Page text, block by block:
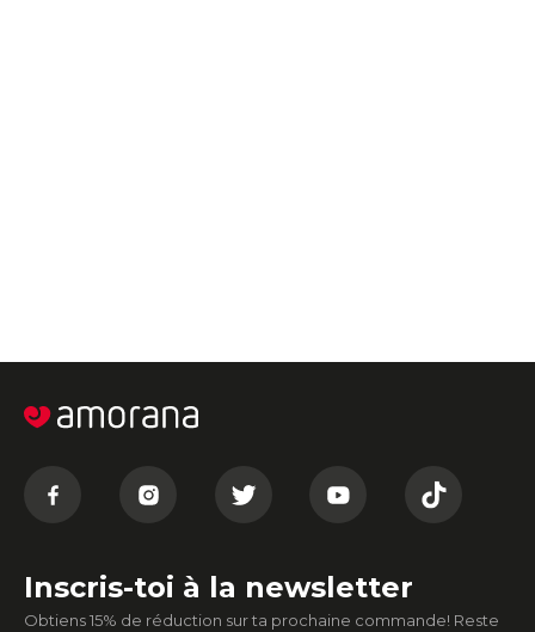
Inscris-toi à la newsletter
Obtiens 15% de réduction sur ta prochaine commande! Reste